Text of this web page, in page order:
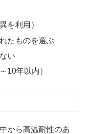
を利用）
たものを選ぶ
い
10年以内）
から高温耐性のあ